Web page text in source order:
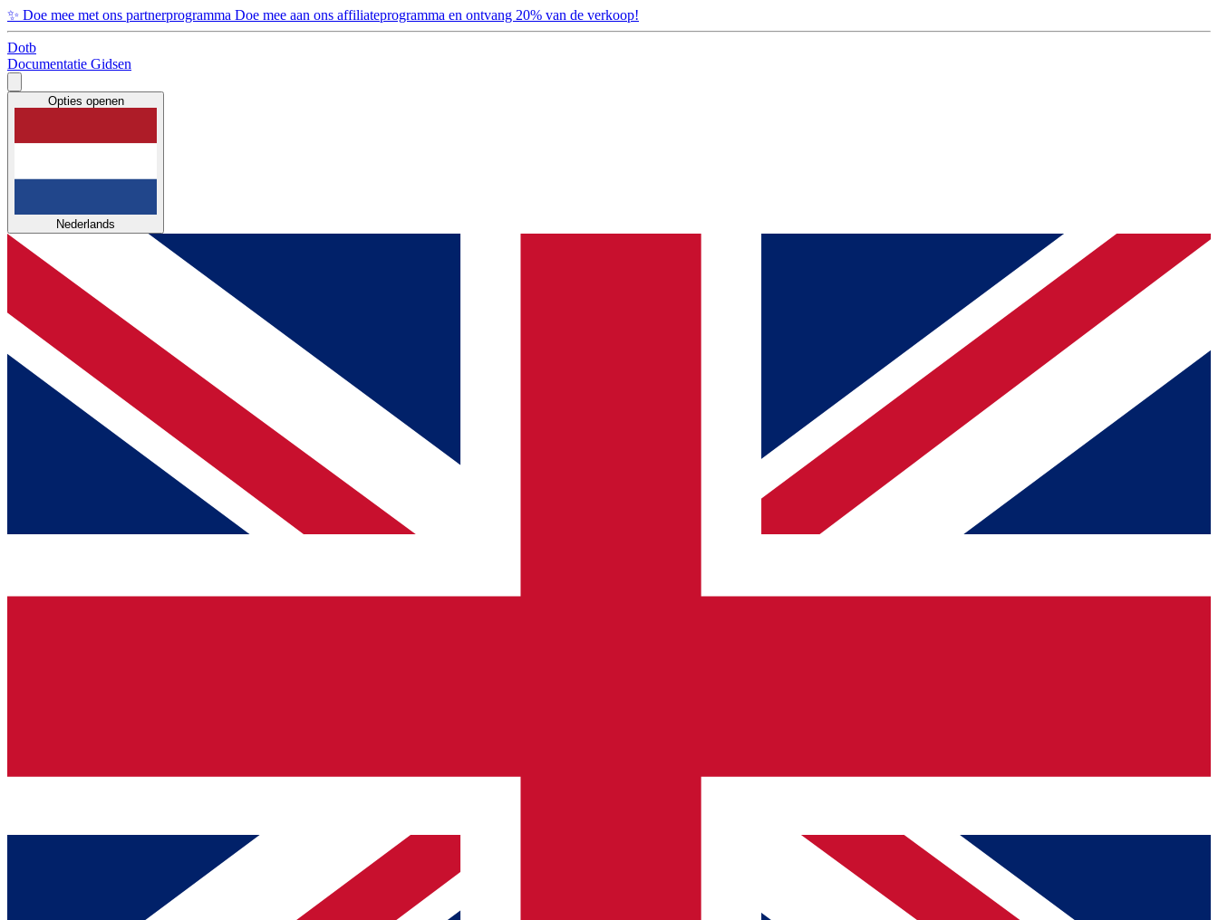
✨ Doe mee met ons partnerprogramma Doe mee aan ons affiliateprogramma en ontvang 20% van de verkoop!
Dotb
Documentatie Gidsen
Opties openen
Nederlands